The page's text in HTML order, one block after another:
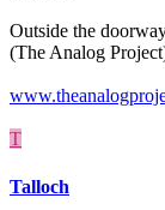
Outside the
(The Analog
T
Talloch